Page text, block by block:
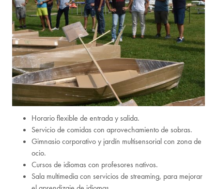
Horario flexible de entrada y salida.
Servicio de comidas con aprovechamiento de sobras.
Gimnasio corporativo y jardín multisensorial con zona de
ocio.
Cursos de idiomas con profesores nativos.
Sala multimedia con servicios de streaming, para mejorar